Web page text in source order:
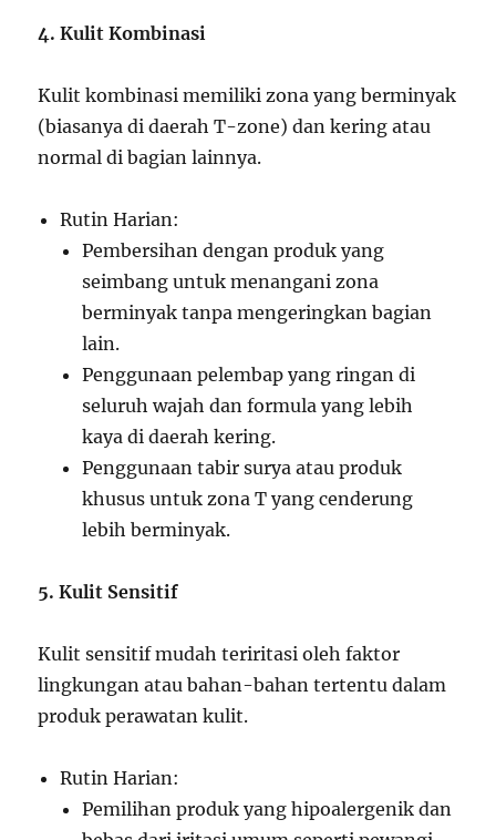
4. Kulit Kombinasi
Kulit kombinasi memiliki zona yang berminyak
(biasanya di daerah T-zone) dan kering atau
normal di bagian lainnya.
Rutin Harian:
Pembersihan dengan produk yang
seimbang untuk menangani zona
berminyak tanpa mengeringkan bagian
lain.
Penggunaan pelembap yang ringan di
seluruh wajah dan formula yang lebih
kaya di daerah kering.
Penggunaan tabir surya atau produk
khusus untuk zona T yang cenderung
lebih berminyak.
5. Kulit Sensitif
Kulit sensitif mudah teriritasi oleh faktor
lingkungan atau bahan-bahan tertentu dalam
produk perawatan kulit.
Rutin Harian:
Pemilihan produk yang hipoalergenik dan